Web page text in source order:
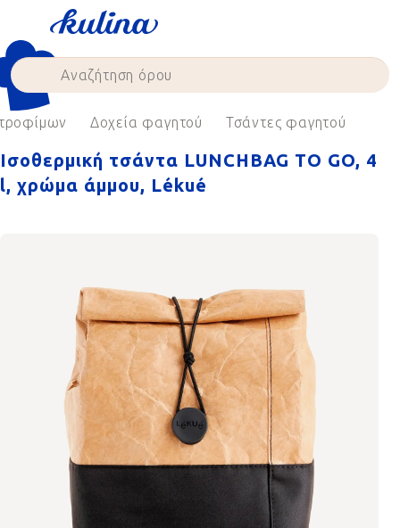
content
Δοχεία φαγητού Τσάντες φαγητού
Ισοθερμική τσάντα LUNCHBAG TO GO, 4
l, χρώμα άμμου, Lékué